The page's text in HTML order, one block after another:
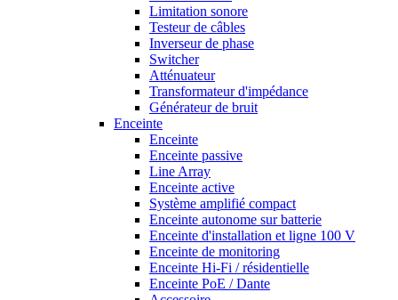
Limitation sonore
Testeur de câbles
Inverseur de phase
Switcher
Atténuateur
Transformateur d'impédance
Générateur de bruit
Enceinte
Enceinte
Enceinte passive
Line Array
Enceinte active
Système amplifié compact
Enceinte autonome sur batterie
Enceinte d'installation et ligne 100 V
Enceinte de monitoring
Enceinte Hi-Fi / résidentielle
Enceinte PoE / Dante